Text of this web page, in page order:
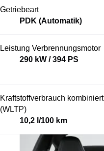
Getriebeart
PDK (Automatik)
Leistung Verbrennungsmotor
290 kW / 394 PS
Kraftstoffverbrauch kombiniert
(WLTP)
10,2 l/100 km